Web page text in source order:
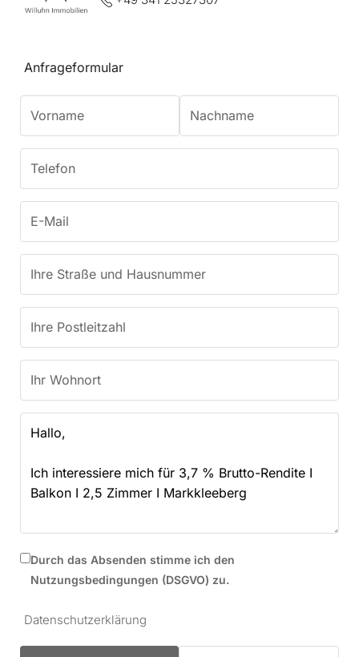
Anfrageformular
Durch das Absenden stimme ich den
Nutzungsbedingungen (DSGVO) zu.
Datenschutzerklärung